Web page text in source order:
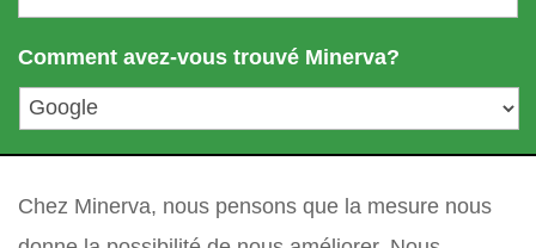
m
i
a
l
*
Comment avez-vous trouvé Minerva?
Chez Minerva, nous pensons que la mesure nous